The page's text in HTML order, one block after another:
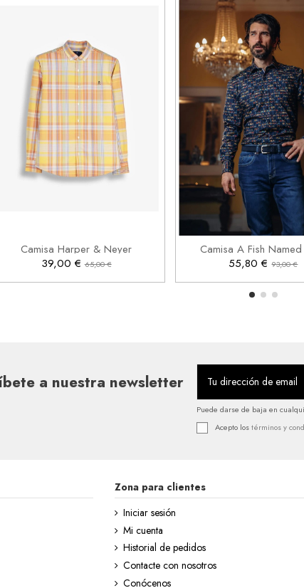
Camisa Harper & Neyer
39,00 €65,00 €
 Añadir al carrito
Camisa A Fish
55,80 €93,00 €
M 2XL
 Añadir al
a nuestra newsletter
Puede darse de baja en
Acepto lostérminos y
Zona para clientes
Iniciar sesión
Mi cuenta
Historial de pedidos
Contacte con nosotros
Conócenos